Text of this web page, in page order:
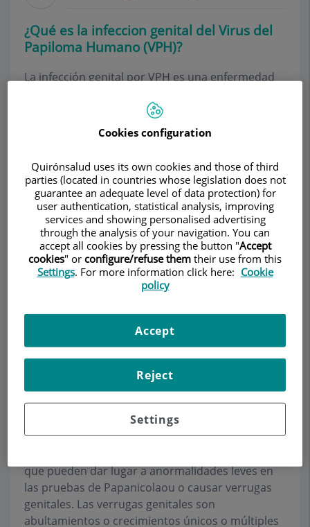
¿Qué es la infeccion genital del Virus del
Papiloma Humano (VPH)?
La infección genital por VPH es una enfermedad
del papiloma humano (VPH). El virus del papiloma
humano es el nombre que se le da a un grupo de
virus que incluye más de 100 tipos o cepas
diferentes. Más de 30 de estos virus son
transmitidos sexualmente y pueden infectar el
área ano-genital de hombres y mujeres, que
incluyen la piel del pene, la vulva (área fuera de la
vagina), el ano, las paredes de la vagina, el cuello
uterino o el recto. La mayoría de las personas que
se infectan por VPH no presentará síntomas y la
infección desaparecerá por sí sola.
anormales en las pruebas de Papanicolaou
por estos genotipos de papilomavirus humano
(VPH) de alto riesgo oncogénico es la principal
causa de carcinogénesis en el cuello uterino.
Estos virus también pueden provocar cáncer de
vulva, de vagina, de ano o de pene. Otros tipos de
que pueden dar lugar a anormalidades leves en
las pruebas de Papanicolaou o causar verrugas
genitales. Las verrugas genitales son
abultamientos o crecimientos únicos o múltiples
Cookies configuration
Quirónsalud uses its own cookies and those of third
parties (located in countries whose legislation does not
guarantee an adequate level of data protection) for
user authentication, statistical analysis, improving
services and showing personalised advertising
through the analysis of your navigation. You can
accept all cookies by pressing the button "Accept
cookies" or configure/refuse them their use from this
Settings. For more information click here: Cookie
policy
Settings
Reject
Accept